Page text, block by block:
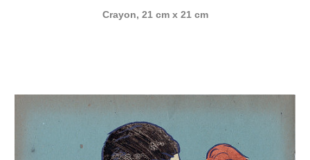
Crayon, 21 cm x 21 cm